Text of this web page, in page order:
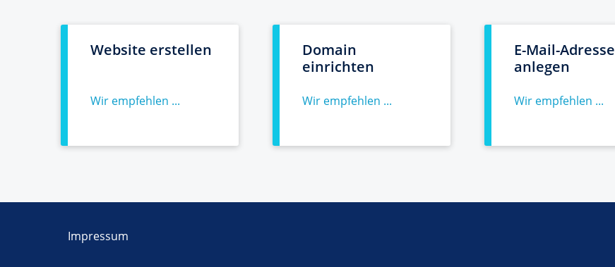
Website erstellen
Wir empfehlen ...
Domain
einrichten
Wir empfehlen ...
E-Mail-Adresse
anlegen
Wir empfehlen ...
Impressum